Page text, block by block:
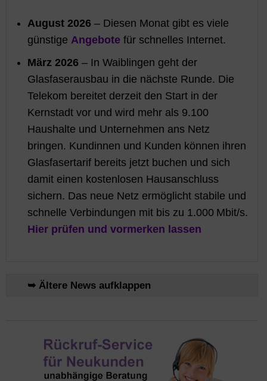
August 2026 – Diesen Monat gibt es viele
günstige Angebote für schnelles Internet.
März 2026 – In Waiblingen geht der
Glasfaserausbau in die nächste Runde. Die
Telekom bereitet derzeit den Start in der
Kernstadt vor und wird mehr als 9.100
Haushalte und Unternehmen ans Netz
bringen. Kundinnen und Kunden können ihren
Glasfasertarif bereits jetzt buchen und sich
damit einen kostenlosen Hausanschluss
sichern. Das neue Netz ermöglicht stabile und
schnelle Verbindungen mit bis zu 1.000 Mbit/s.
Hier prüfen und vormerken lassen
➥ Ältere News aufklappen